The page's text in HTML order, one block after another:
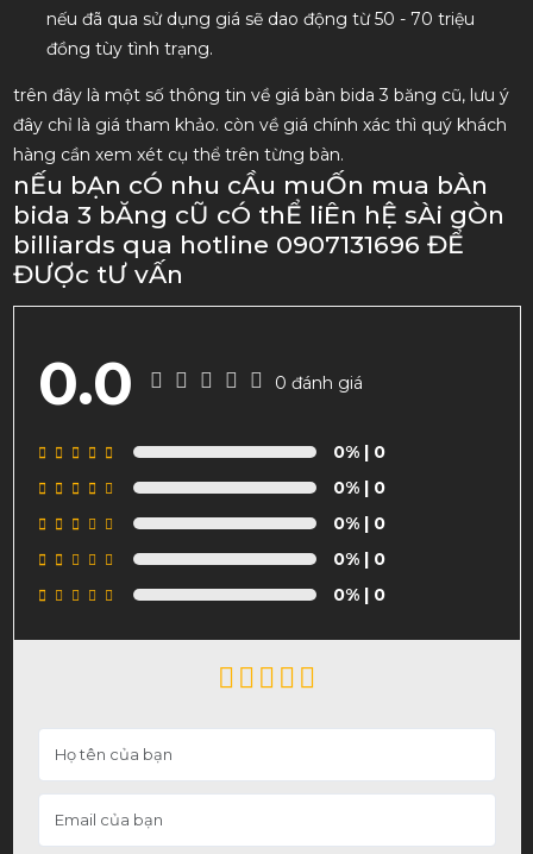
nếu đã qua sử dụng giá sẽ dao động từ 50 - 70 triệu
đồng tùy tình trạng.
trên đây là một số thông tin về giá bàn bida 3 băng cũ, lưu ý
đây chỉ là giá tham khảo. còn về giá chính xác thì quý khách
hàng cần xem xét cụ thể trên từng bàn.
nẾu bẠn cÓ nhu cẦu muỐn mua bÀn
bida 3 bĂng cŨ cÓ thỂ liÊn hỆ sÀi gÒn
billiards qua hotline 0907131696 ĐỂ
ĐƯỢc tƯ vẤn
0.0 0 đánh giá
0%| 0
0%| 0
0%| 0
0%| 0
0%| 0